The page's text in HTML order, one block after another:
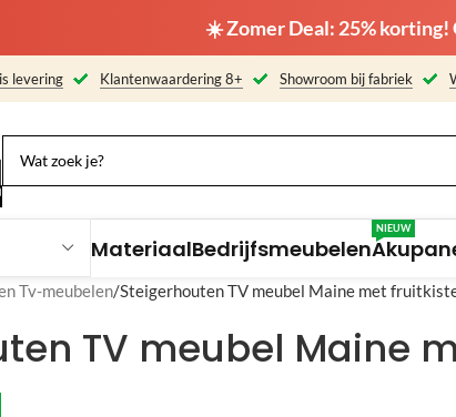
☀️ Zomer Deal: 25% korting!
levering Klantenwaardering 8+ Showroom bij fabriek
MateriaalBedrijfsmeubelen
NIEUW
Tv-meubelen Steigerhouten TV meubel Maine met
TV meubel Maine